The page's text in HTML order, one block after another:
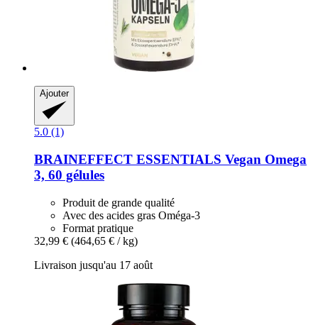
Ajouter
5.0 (1)
BRAINEFFECT ESSENTIALS Vegan Omega
3, 60 gélules
Produit de grande qualité
Avec des acides gras Oméga-3
Format pratique
32,99 € (464,65 € / kg)
Livraison jusqu'au 17 août